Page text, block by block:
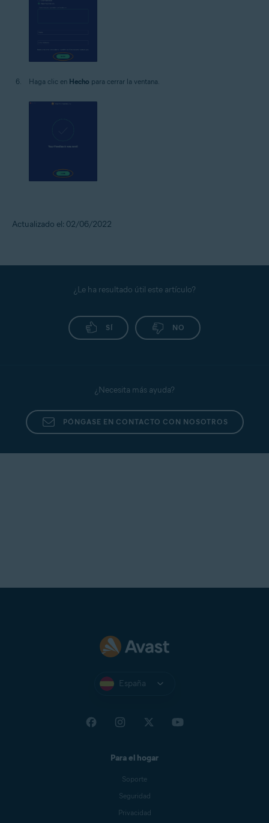
Haga clic en Hecho para cerrar la ventana.
Actualizado el: 02/06/2022
¿Le ha resultado útil este artículo?
SÍ NO
¿Necesita más ayuda?
PÓNGASE EN CONTACTO CON NOSOTROS
España
Para el hogar
Soporte
Seguridad
Privacidad